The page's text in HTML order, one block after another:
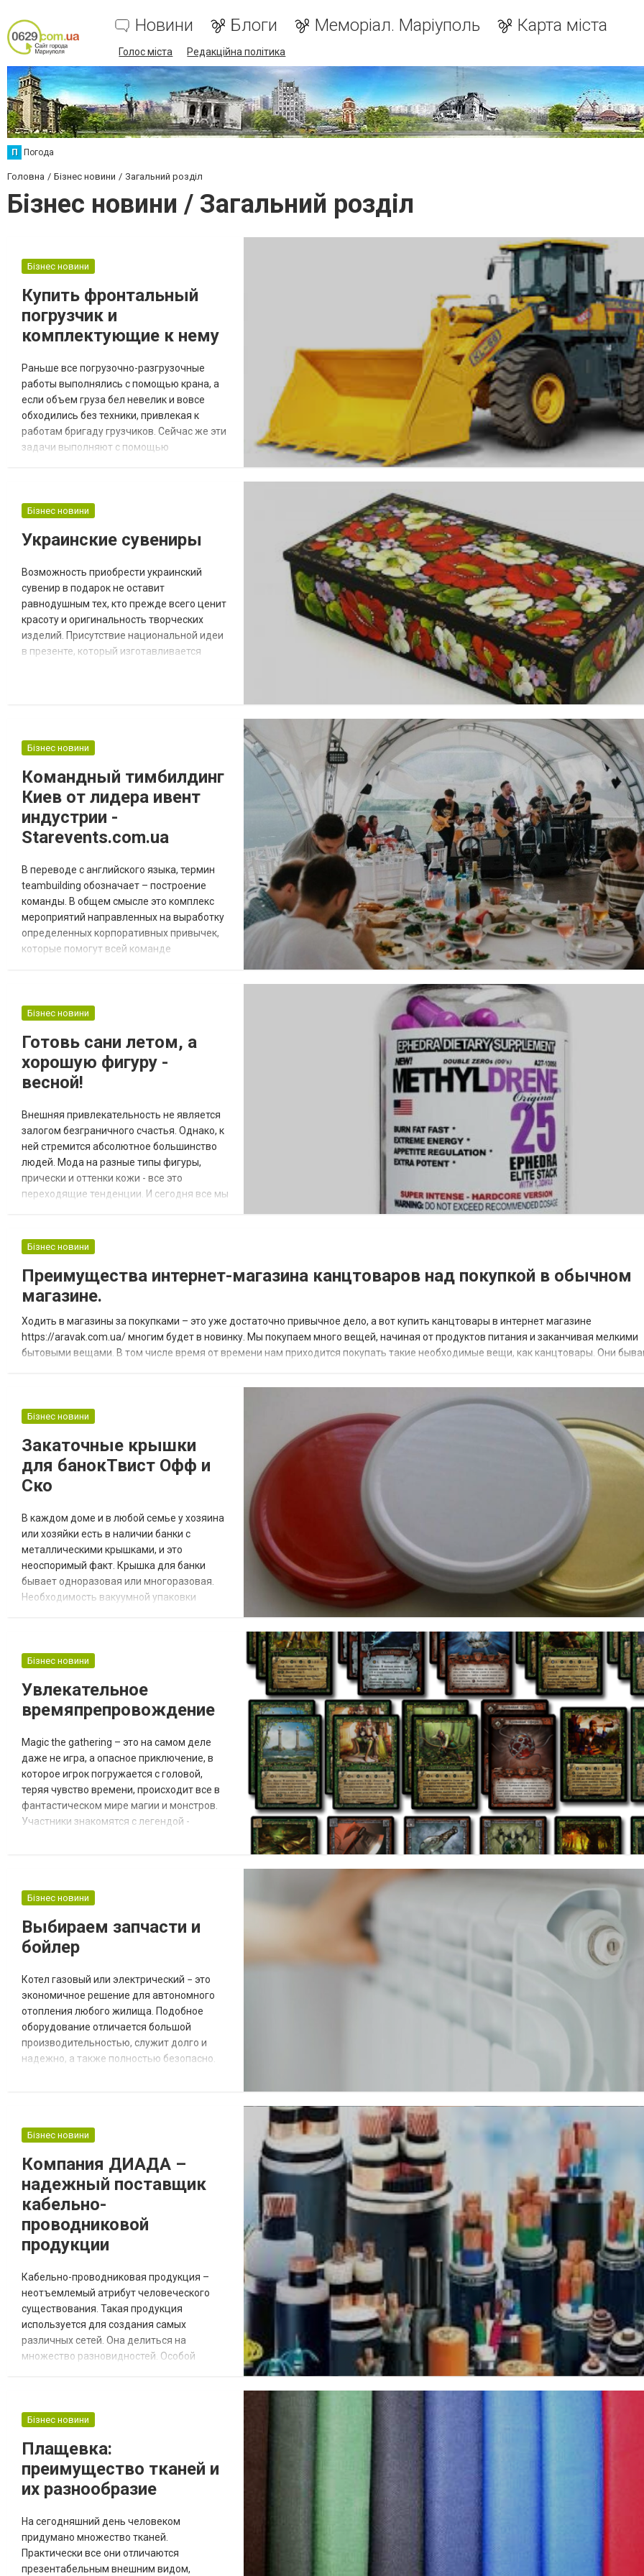
Новини Блоги Меморіал. Маріуполь Карта міста
Голос міста Редакційна політика
П Погода
Головна Бізнес новини Загальний розділ
Бізнес новини / Загальний розділ
Бізнес новини
Купить фронтальный
погрузчик и
комплектующие к нему
Раньше все погрузочно-разгрузочные
работы выполнялись с помощью крана, а
если объем груза бел невелик и вовсе
обходились без техники, привлекая к
работам бригаду грузчиков. Сейчас же эти
задачи выполняют с помощью
погрузчик в интернет магазине «Вакула»
сайт и оформив заказ. В чем же
Данная...
Бізнес новини
Украинские сувениры
Возможность приобрести украинский
сувенир в подарок не оставит
равнодушным тех, кто прежде всего ценит
красоту и оригинальность творческих
изделий. Присутствие национальной идеи
в презенте, который изготавливается
отголоски в его отдельных работах.
Бізнес новини
Командный тимбилдинг
Киев от лидера ивент
индустрии -
Starevents.com.ua
В переводе с английского языка, термин
teambuilding обозначает – построение
команды. В общем смысле это комплекс
мероприятий направленных на выработку
определенных корпоративных привычек,
которые помогут всей команде
контакты в группе коллег, помогающие им
сильный дух и единство Западные
специалисты по корпора...
Бізнес новини
Готовь сани летом, а
хорошую фигуру -
весной!
Внешняя привлекательность не является
залогом безграничного счастья. Однако, к
ней стремится абсолютное большинство
людей. Мода на разные типы фигуры,
прически и оттенки кожи - все это
переходящие тенденции. И сегодня все мы
эталон красоты. Далеко не всем повезло
иметь изящный силуэт, и вдвойне обидно,
что после зимы он практически у всех
размыт. Как привести себя в норму быстро,
чтобы у...
Бізнес новини
Преимущества интернет-магазина канцтоваров над покупкой в обычном
магазине.
Ходить в магазины за покупками – это уже достаточно привычное дело, а вот купить канцтовары в интернет магазине
https://aravak.com.ua/ многим будет в новинку. Мы покупаем много вещей, начиная от продуктов питания и заканчивая мелкими
бытовыми вещами. В том числе время от времени нам приходится покупать такие необходимые вещи, как канцтовары. Они
Бізнес новини
Закаточные крышки
для банокТвист Офф и
Ско
В каждом доме и в любой семье у хозяина
или хозяйки есть в наличии банки с
металлическими крышками, и это
неоспоримый факт. Крышка для банки
бывает одноразовая или многоразовая.
Необходимость вакуумной упаковки
банках. Недорого купить крышки для
можете от производителя Маринадия во
всех гипермаркетах. Крышки Твист Офф...
Бізнес новини
Увлекательное
времяпрепровождение
Magic the gathering – это на самом деле
даже не игра, а опасное приключение, в
которое игрок погружается с головой,
теряя чувство времени, происходит все в
фантастическом мире магии и монстров.
Участники знакомятся с легендой -
увлекательных историй манит
неизвестностью! Предыстория История
приключенческой игры начинае...
Бізнес новини
Выбираем запчасти и
бойлер
Котел газовый или электрический − это
экономичное решение для автономного
отопления любого жилища. Подобное
оборудование отличается большой
производительностью, служит долго и
надежно, а также полностью безопасно.
приобрести качественные запчасти для
При техническом обсл...
Бізнес новини
Компания ДИАДА –
надежный поставщик
кабельно-
проводниковой
продукции
Кабельно-проводниковая продукция –
неотъемлемый атрибут человеческого
существования. Такая продукция
используется для создания самых
различных сетей. Она делиться на
множество разновидностей. Особой
фиксированного монтажа внутри
самолетостроении для устройств бортовой
аппаратуры, а также в местах, где рабочий
Бізнес новини
Плащевка:
преимущество тканей и
их разнообразие
На сегодняшний день человеком
придумано множество тканей.
Практически все они отличаются
презентабельным внешним видом,